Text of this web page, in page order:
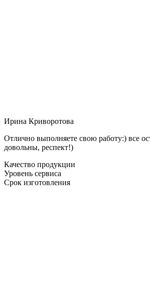
Ирина Криворотова
Отлично выполняете свою работу:) все
довольны, респект!)
Качество продукции
Уровень сервиса
Срок изготовления